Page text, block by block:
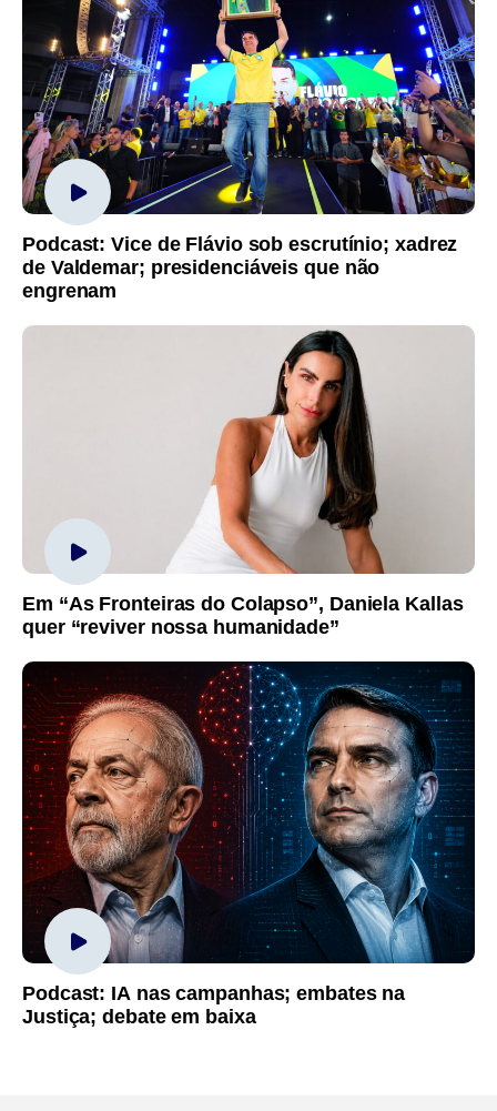
Podcast: Vice de Flávio sob escrutínio; xadrez
de Valdemar; presidenciáveis que não
engrenam
Em “As Fronteiras do Colapso”, Daniela Kallas
quer “reviver nossa humanidade”
Podcast: IA nas campanhas; embates na
Justiça; debate em baixa